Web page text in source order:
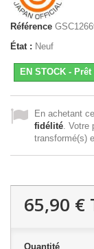
Référence
État : Neuf
EN STOCK -
En achetant
fidélité .
transformé(s)
65,90 €
Quantité